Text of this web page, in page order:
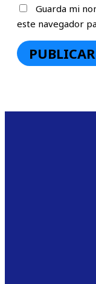
Guarda mi
este navegador